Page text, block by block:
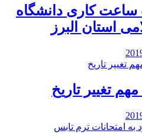
کاری دانشگاه
استان البرز
مهم تغییر تاریخ